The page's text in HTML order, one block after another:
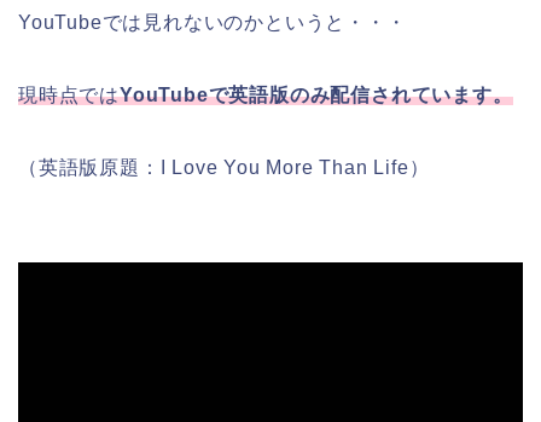
YouTubeでは見れないのかというと・・・
現時点ではYouTubeで英語版のみ配信されています。
（英語版原題：I Love You More Than Life）